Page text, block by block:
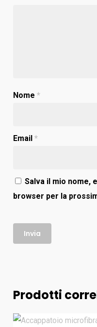
Nome *
Email *
Salva il mio nome,
browser per la
Prodotti